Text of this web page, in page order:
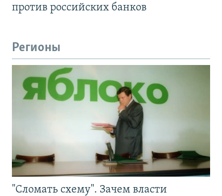
против российских банков
Регионы
"Сломать схему". Зачем власти